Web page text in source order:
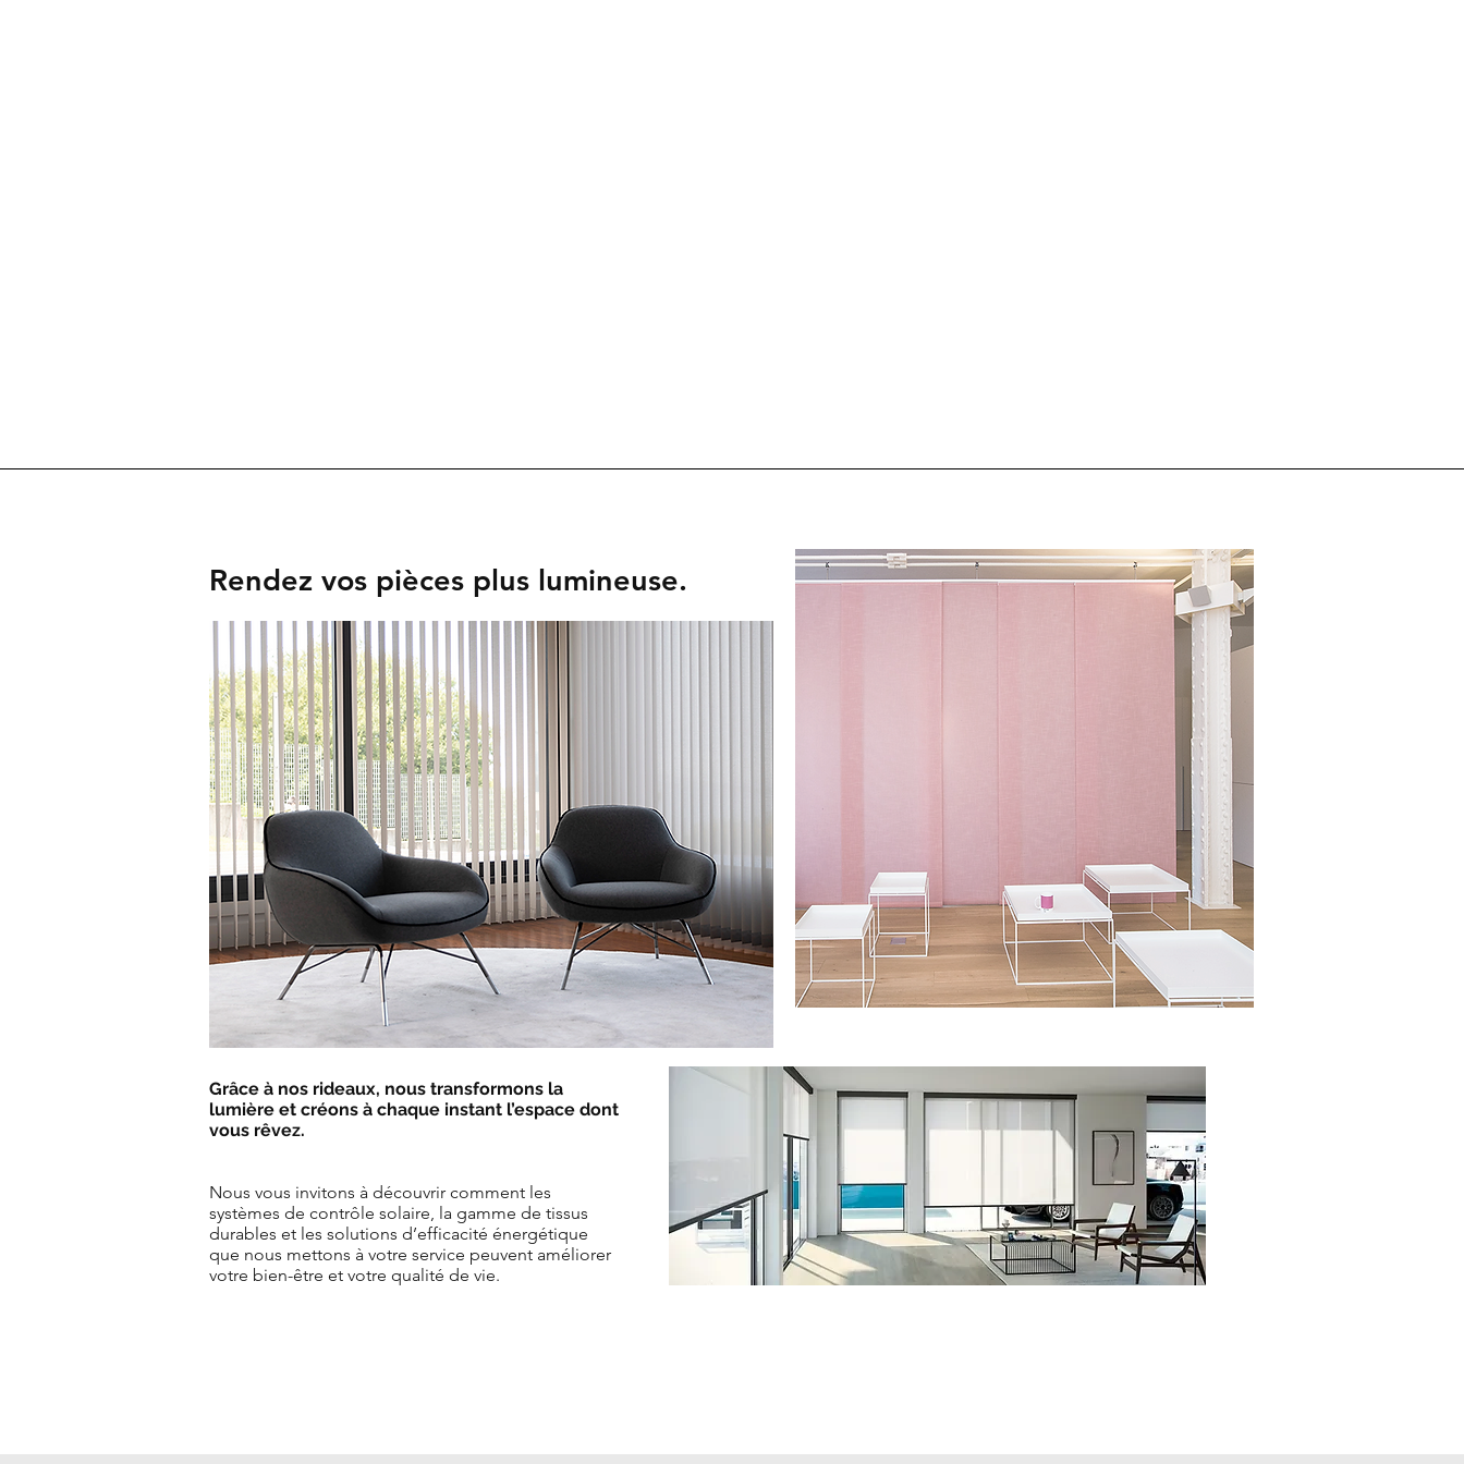
Rendez vos pièces plus lumineuse.
Grâce à nos rideaux, nous transformons la
lumière et créons à chaque instant l’espace dont
vous rêvez.
Nous vous invitons à découvrir comment les
systèmes de contrôle solaire, la gamme de tissus
durables et les solutions d’efficacité énergétique
que nous mettons à votre service peuvent améliorer
votre bien-être et votre qualité de vie.